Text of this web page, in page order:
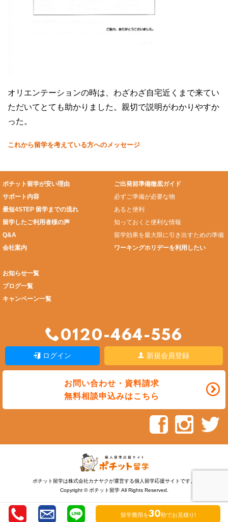
オリエンテーションの時は、わざわざ自宅近くまで来てい
ただいてとても助かりました。親切で説明がわかりやすか
った。
これから留学を考えている方へのメッセージ
留学費用を30秒でお見積り!
ポチット留学が安い理由
サポート内容
最短4STEP 留学までの流れ
留学したご利用者様の声
Q&A
会社案内
ご出発前準備徹底ガイド
必ずご準備が必要な物
あると便利
知っておくと便利な情報
留学効果を最大限に引き出すための準備
ワーキングホリデーを利用したい
お知らせ一覧
ブログ一覧
キャンペーン一覧
0120-464-556
ログイン 新規会員登録
お問い合わせ・資料請求
無料相談申込みはこちら
ポチット留学は株式会社カナヤクが運営する個人留学応援サイトです。
Copyright © ポチット留学 All Rights Reserved.